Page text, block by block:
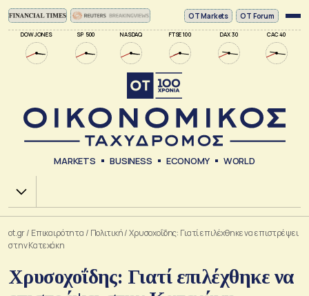
DOW JONES SP 500 NASDAQ FTSE 100 DAX 30 CAC 40
ΟΤ Markets OT Forum
MARKETS BUSINESS ECONOMY WORLD
Χ.Α.
ot.gr/ Επικαιρότητα / Πολιτική/Χρυσοχοΐδης: Γιατί επιλέχθηκε να επιστρέψει
στην Κατεχάκη
Χρυσοχοΐδης: Γιατί επιλέχθηκε να